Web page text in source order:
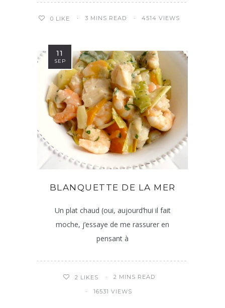
0 LIKE 3 MINS READ 4514 VIEWS
11
SEP
BLANQUETTE DE LA MER
Un plat chaud (oui, aujourd’hui il fait
moche, j’essaye de me rassurer en
pensant à
2 LIKES 2 MINS READ
16531 VIEWS